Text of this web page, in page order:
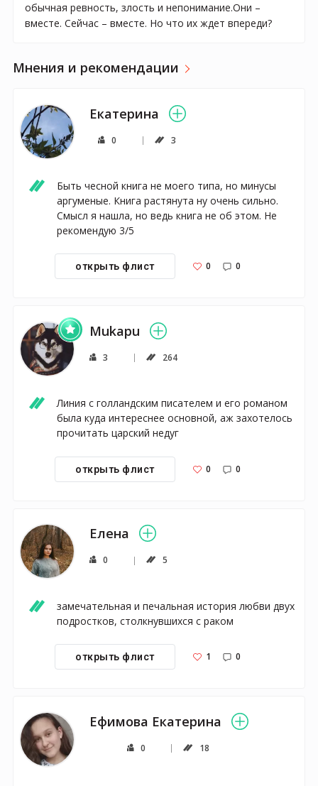
обычная ревность, злость и непонимание.Они –
вместе. Сейчас – вместе. Но что их ждет впереди?
Мнения и рекомендации
Екатерина
0 3
Быть чесной книга не моего типа, но минусы
аргуменые. Книга растянута ну очень сильно.
Смысл я нашла, но ведь книга не об этом. Не
рекомендую 3/5
открыть флист 0 0
Mukapu
3 264
Линия с голландским писателем и его романом
была куда интереснее основной, аж захотелось
прочитать царский недуг
открыть флист 0 0
Елена
0 5
замечательная и печальная история любви двух
подростков, столкнувшихся с раком
открыть флист 1 0
Ефимова Екатерина
0 18